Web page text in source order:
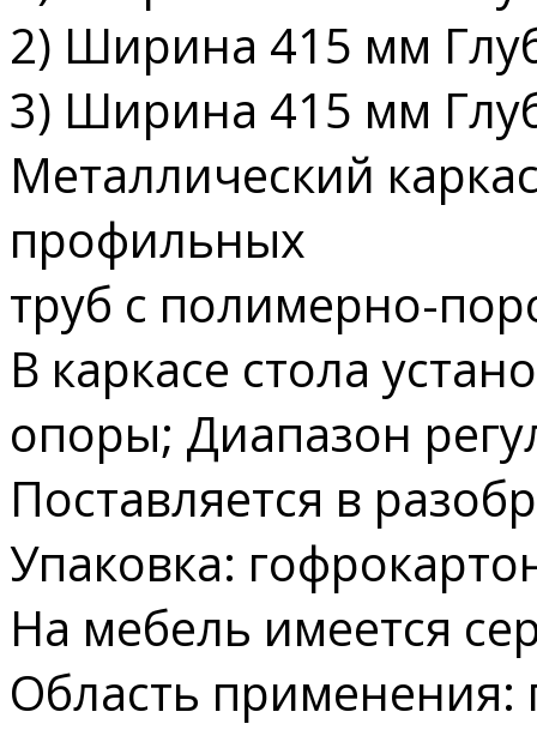
2) Ширина 415 мм
3) Ширина 415 мм
Металлический
профильных
труб с полимерно-
В каркасе стола
опоры; Диапазон
Поставляется в
Упаковка:
На мебель имеется
Область применения: